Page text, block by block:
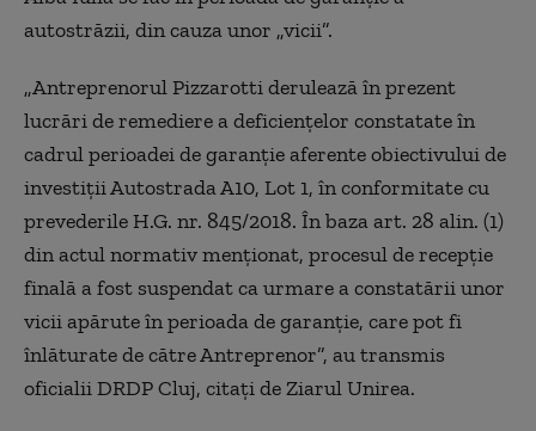
autostrăzii, din cauza unor „vicii”.
„Antreprenorul Pizzarotti derulează în prezent
lucrări de remediere a deficienţelor constatate în
cadrul perioadei de garanţie aferente obiectivului de
investiţii Autostrada A10, Lot 1, în conformitate cu
prevederile H.G. nr. 845/2018. În baza art. 28 alin. (1)
din actul normativ menţionat, procesul de recepţie
finală a fost suspendat ca urmare a constatării unor
vicii apărute în perioada de garanţie, care pot fi
înlăturate de către Antreprenor”, au transmis
oficialii DRDP Cluj, citaţi de Ziarul Unirea.